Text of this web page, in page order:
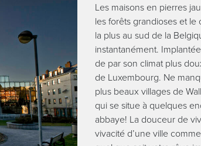
Les maisons en pierres
les forêts grandioses et
la plus au sud de la
instantanément.
de par son climat plus
de Luxembourg. Ne
plus beaux villages de
qui se situe à quelques
abbaye! La douceur de
vivacité d’une ville